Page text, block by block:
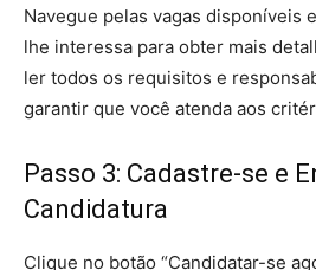
Navegue pelas vagas disponíveis
lhe interessa para obter mais
ler todos os requisitos e
garantir que você atenda aos
Passo 3: Cadastre-se e
Candidatura
Clique no botão “Candidatar-se